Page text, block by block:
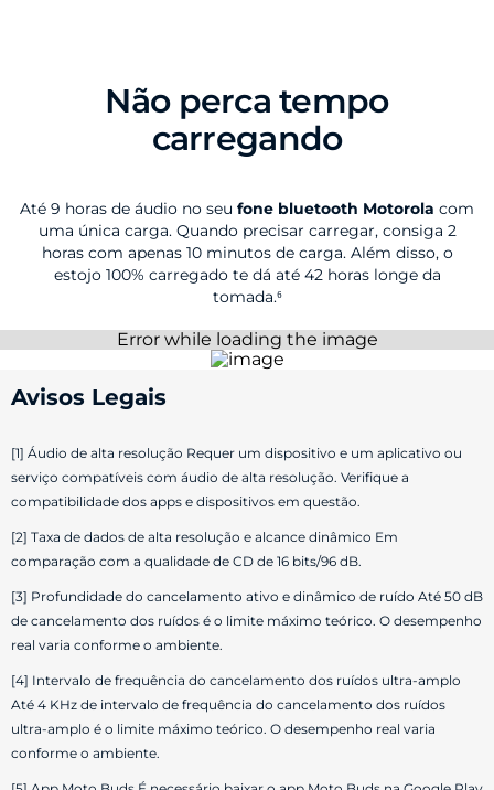
Não perca tempo
carregando
Até 9 horas de áudio no seu fone bluetooth Motorola com
uma única carga. Quando precisar carregar, consiga 2
horas com apenas 10 minutos de carga. Além disso, o
estojo 100% carregado te dá até 42 horas longe da
tomada.⁶
Avisos Legais
[1] Áudio de alta resolução Requer um dispositivo e um aplicativo ou
serviço compatíveis com áudio de alta resolução. Verifique a
compatibilidade dos apps e dispositivos em questão.
[2] Taxa de dados de alta resolução e alcance dinâmico Em
comparação com a qualidade de CD de 16 bits/96 dB.
[3] Profundidade do cancelamento ativo e dinâmico de ruído Até 50 dB
de cancelamento dos ruídos é o limite máximo teórico. O desempenho
real varia conforme o ambiente.
[4] Intervalo de frequência do cancelamento dos ruídos ultra-amplo
Até 4 KHz de intervalo de frequência do cancelamento dos ruídos
ultra-amplo é o limite máximo teórico. O desempenho real varia
conforme o ambiente.